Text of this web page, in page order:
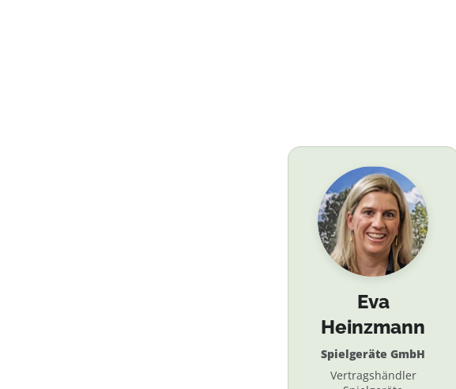
Eva
Heinzmann
Spielgeräte GmbH
Vertragshändler